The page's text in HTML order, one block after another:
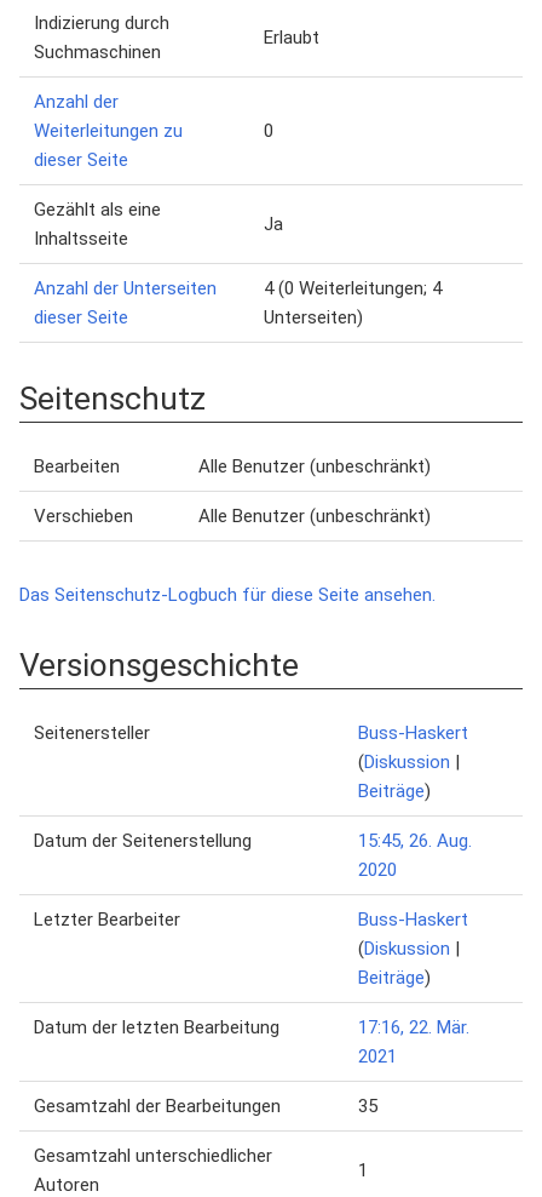
Indizierung durch
Suchmaschinen
Erlaubt
Anzahl der
Weiterleitungen zu
dieser Seite
0
Gezählt als eine
Inhaltsseite
Ja
Anzahl der Unterseiten
dieser Seite
4 (0 Weiterleitungen; 4
Unterseiten)
Seitenschutz
Bearbeiten Alle Benutzer (unbeschränkt)
Verschieben Alle Benutzer (unbeschränkt)
Das Seitenschutz-Logbuch für diese Seite ansehen.
Versionsgeschichte
Seitenersteller
Buss-Haskert
(Diskussion |
Beiträge)
Datum der Seitenerstellung
15:45, 26. Aug.
2020
Letzter Bearbeiter
Buss-Haskert
(Diskussion |
Beiträge)
Datum der letzten Bearbeitung
17:16, 22. Mär.
2021
Gesamtzahl der Bearbeitungen 35
Gesamtzahl unterschiedlicher
Autoren
1